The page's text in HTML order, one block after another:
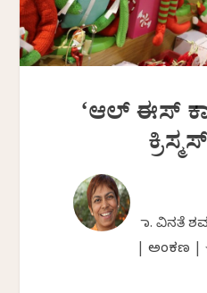
‘ಆಲ್ ಈಸ್
ಡಾ. ವಿನತೆ
ಅಂಕಣ